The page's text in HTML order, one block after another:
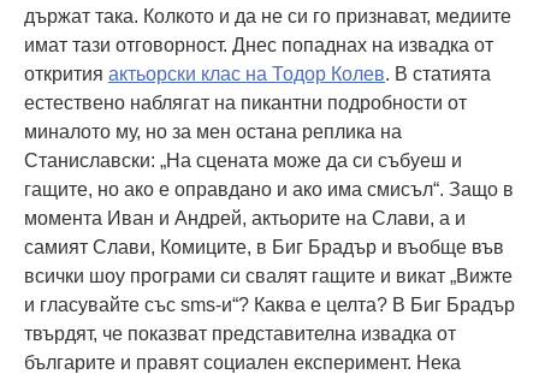
държат така. Колкото и да не си го признават, медиите
имат тази отговорност. Днес попаднах на извадка от
открития актьорски клас на Тодор Колев. В статията
естествено наблягат на пикантни подробности от
миналото му, но за мен остана реплика на
Станиславски: „На сцената може да си събуеш и
гащите, но ако е оправдано и ако има смисъл“. Защо в
момента Иван и Андрей, актьорите на Слави, а и
самият Слави, Комиците, в Биг Брадър и въобще във
всички шоу програми си свалят гащите и викат „Вижте
и гласувайте със sms-и“? Каква е целта? В Биг Брадър
твърдят, че показват представителна извадка от
българите и правят социален експеримент. Нека